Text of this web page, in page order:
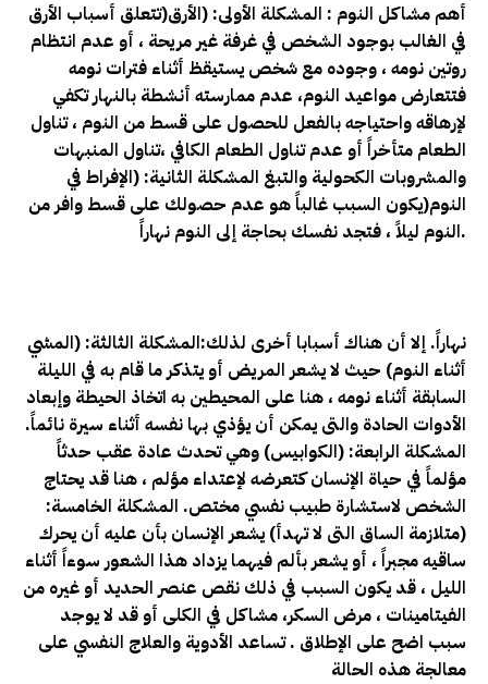
أهم مشاكل النوم : المشكلة الأولى: (الأرق(تتعلق أسباب الأرق
في الغالب بوجود الشخص في غرفة غير مريحة ، أو عدم انتظام
روتين نومه ، وجوده مع شخص يستيقظ أثناء فترات نومه
فتتعارض مواعيد النوم، عدم ممارسته أنشطة بالنهار تكفي
لإرهاقه واحتياجه بالفعل للحصول على قسط من النوم ، تناول
الطعام متأخراً أو عدم تناول الطعام الكافي ،تناول المنبهات
والمشروبات الكحولية والتبغ المشكلة الثانية: (الإفراط في
النوم(يكون السبب غالباً هو عدم حصولك على قسط وافر من
النوم ليلاً ، فتجد نفسك بحاجة إلى النوم نهاراً.
نهاراً. إلا أن هناك أسبابا أخرى لذلك:المشكلة الثالثة: (المشي
أثناء النوم) حيث لا يشعر المريض أو يتذكر ما قام به في الليلة
السابقة أثناء نومه ، هنا على المحيطين به اتخاذ الحيطة وإبعاد
الأدوات الحادة والتى يمكن أن يؤذي بها نفسه أثناء سيرة نائماً.
المشكلة الرابعة: (الكوابيس) وهي تحدث عادة عقب حدثاً
مؤلماً في حياة الإنسان كتعرضه لإعتداء مؤلم ، هنا قد يحتاج
الشخص لاستشارة طبيب نفسي مختص. المشكلة الخامسة:
(متلازمة الساق التى لا تهدأ) يشعر الإنسان بأن عليه أن يحرك
ساقيه مجبراً ، أو يشعر بألم فيهما يزداد هذا الشعور سوءاً أثناء
الليل ، قد يكون السبب في ذلك نقص عنصر الحديد أو غيره من
الفيتامينات ، مرض السكر، مشاكل في الكلى أو قد لا يوجد
سبب اضح على الإطلاق . تساعد الأدوية والعلاج النفسي على
معالجة هذه الحالة